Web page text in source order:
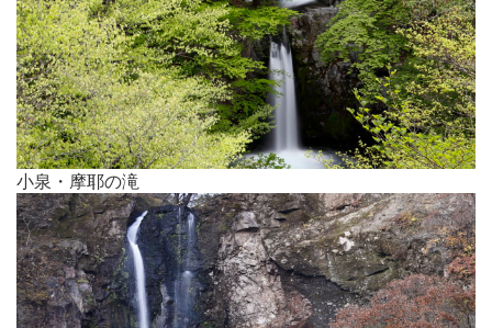
小泉・摩耶の滝